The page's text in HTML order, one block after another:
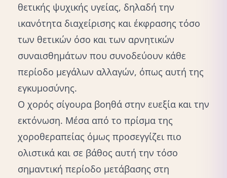
θετικής ψυχικής υγείας, δηλαδή την
ικανότητα διαχείρισης και έκφρασης τόσο
των θετικών όσο και των αρνητικών
συναισθημάτων που συνοδεύουν κάθε
περίοδο μεγάλων αλλαγών, όπως αυτή της
εγκυμοσύνης.
Ο χορός σίγουρα βοηθά στην ευεξία και την
εκτόνωση. Μέσα από το πρίσμα της
χοροθεραπείας όμως προσεγγίζει πιο
ολιστικά και σε βάθος αυτή την τόσο
σημαντική περίοδο μετάβασης στη